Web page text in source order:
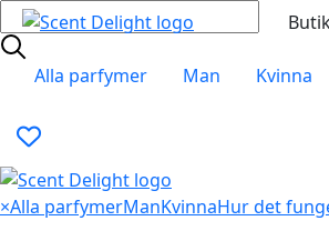
Alla parfymer Man Kvinna
×Alla parfymerManKvinnaHur det